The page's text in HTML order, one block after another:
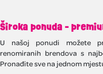
Široka ponuda -
U našoj ponudi možete
renomiranih brendova s
Pronađite sve na jednom